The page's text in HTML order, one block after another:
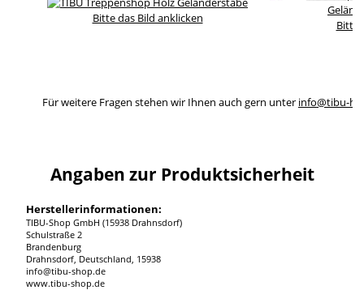
Bitte das Bild anklicken
Bitte
Für weitere Fragen stehen wir Ihnen auch gern unter info@tibu-
Angaben zur Produktsicherheit
Herstellerinformationen:
TIBU-Shop GmbH (15938 Drahnsdorf)
Schulstraße 2
Brandenburg
Drahnsdorf, Deutschland, 15938
info@tibu-shop.de
www.tibu-shop.de